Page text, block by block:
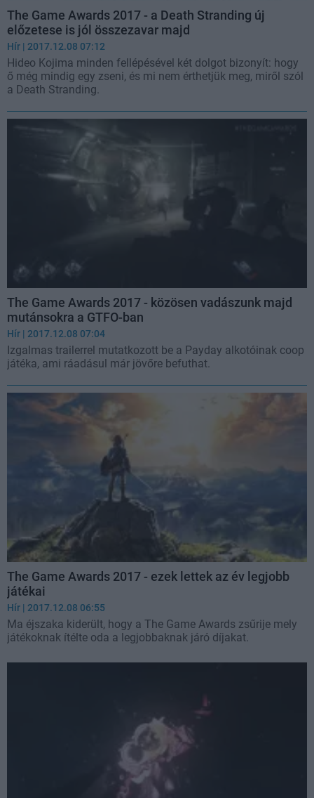
The Game Awards 2017 - a Death Stranding új
előzetese is jól összezavar majd
Hír | 2017.12.08 07:12
Hideo Kojima minden fellépésével két dolgot bizonyít: hogy
ő még mindig egy zseni, és mi nem érthetjük meg, miről szól
a Death Stranding.
The Game Awards 2017 - közösen vadászunk majd
mutánsokra a GTFO-ban
Hír | 2017.12.08 07:04
Izgalmas trailerrel mutatkozott be a Payday alkotóinak coop
játéka, ami ráadásul már jövőre befuthat.
The Game Awards 2017 - ezek lettek az év legjobb
játékai
Hír | 2017.12.08 06:55
Ma éjszaka kiderült, hogy a The Game Awards zsűrije mely
játékoknak ítélte oda a legjobbaknak járó díjakat.